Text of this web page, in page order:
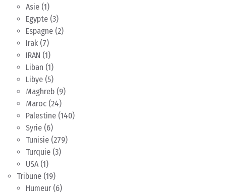
Asie (1)
Egypte (3)
Espagne (2)
Irak (7)
IRAN (1)
Liban (1)
Libye (5)
Maghreb (9)
Maroc (24)
Palestine (140)
Syrie (6)
Tunisie (279)
Turquie (3)
USA(1)
Tribune (19)
Humeur (6)